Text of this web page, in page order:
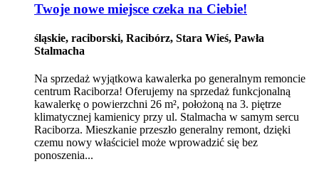
Twoje nowe miejsce czeka na Ciebie!
śląskie, raciborski, Racibórz, Stara Wieś, Pawła
Stalmacha
Na sprzedaż wyjątkowa kawalerka po generalnym remoncie
centrum Raciborza! Oferujemy na sprzedaż funkcjonalną
kawalerkę o powierzchni 26 m², położoną na 3. piętrze
klimatycznej kamienicy przy ul. Stalmacha w samym sercu
Raciborza. Mieszkanie przeszło generalny remont, dzięki
czemu nowy właściciel może wprowadzić się bez
ponoszenia...